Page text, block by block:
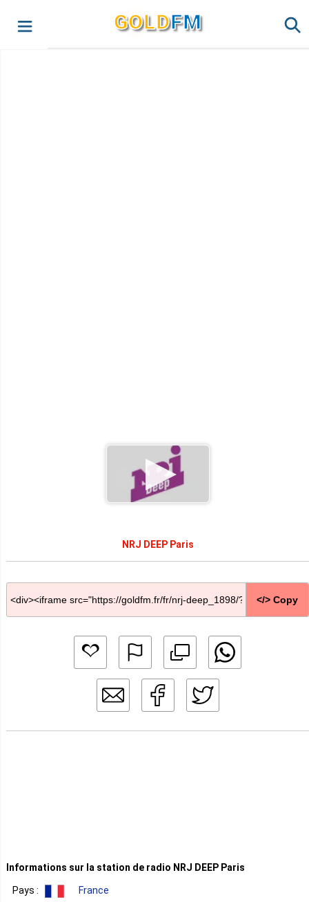
GOLDFM
NRJ DEEP Paris
</> Copy
Informations sur la station de radio NRJ DEEP Paris
Pays : France